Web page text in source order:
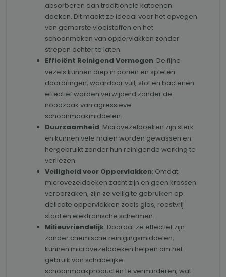
absorberen dan traditionele katoenen
doeken. Dit maakt ze ideaal voor het opvegen
van gemorste vloeistoffen en het
schoonmaken van oppervlakken zonder
strepen achter te laten.
Efficiënt Reinigend Vermogen: De fijne
vezels kunnen diep in poriën en spleten
doordringen, waardoor vuil, stof en bacteriën
effectief worden verwijderd zonder de
noodzaak van agressieve
schoonmaakmiddelen.
Duurzaamheid: Microvezeldoeken zijn sterk
en kunnen vele malen worden gewassen en
hergebruikt zonder hun reinigende werking te
verliezen.
Veiligheid voor Oppervlakken: Omdat
microvezeldoeken zacht zijn en geen krassen
veroorzaken, zijn ze veilig te gebruiken op
delicate oppervlakken zoals glas, roestvrij
staal en elektronische schermen.
Milieuvriendelijk: Doordat ze effectief zijn
zonder chemische reinigingsmiddelen,
kunnen microvezeldoeken helpen om het
gebruik van schadelijke
schoonmaakproducten te verminderen, wat